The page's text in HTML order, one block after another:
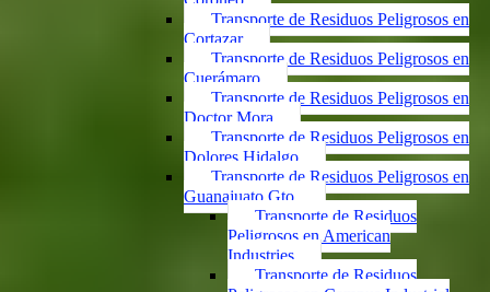
Transporte de Residuos Peligrosos en
Cortazar
Transporte de Residuos Peligrosos en
Cuerámaro
Transporte de Residuos Peligrosos en
Doctor Mora
Transporte de Residuos Peligrosos en
Dolores Hidalgo
Transporte de Residuos Peligrosos en
Guanajuato Gto.
Transporte de Residuos
Peligrosos en American
Industries
Transporte de Residuos